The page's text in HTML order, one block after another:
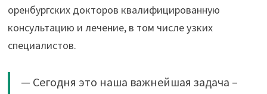
оренбургских докторов квалифицированную
консультацию и лечение, в том числе узких
специалистов.
— Сегодня это наша важнейшая задача –